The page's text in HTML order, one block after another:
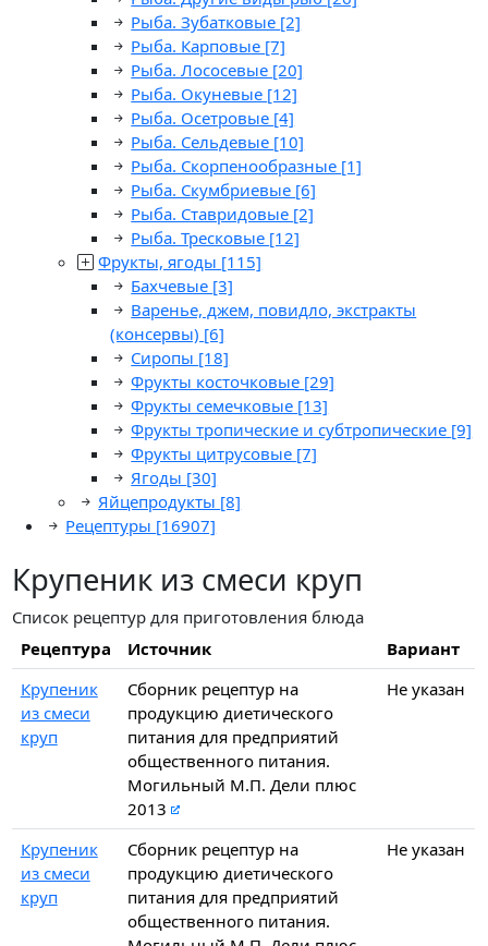
Рыба. Зубатковые [2]
Рыба. Карповые [7]
Рыба. Лососевые [20]
Рыба. Окуневые [12]
Рыба. Осетровые [4]
Рыба. Сельдевые [10]
Рыба. Скорпенообразные [1]
Рыба. Скумбриевые [6]
Рыба. Ставридовые [2]
Рыба. Тресковые [12]
Фрукты, ягоды [115]
Бахчевые [3]
Варенье, джем, повидло, экстракты
(консервы) [6]
Сиропы [18]
Фрукты косточковые [29]
Фрукты семечковые [13]
Фрукты тропические и субтропические [9]
Фрукты цитрусовые [7]
Ягоды [30]
Яйцепродукты [8]
Рецептуры [16907]
Крупеник из смеси круп
Список рецептур для приготовления блюда
Рецептура
Источник
Вариант
Крупеник
из смеси
круп
Сборник рецептур на
продукцию диетического
питания для предприятий
общественного питания.
Могильный М.П. Дели плюс
2013
Не указан
Крупеник
из смеси
круп
Сборник рецептур на
продукцию диетического
питания для предприятий
общественного питания.
Не указан